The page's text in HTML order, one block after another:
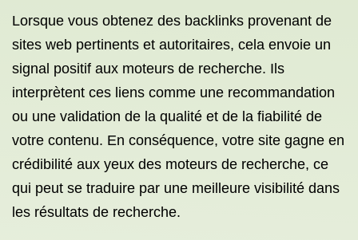
Lorsque vous obtenez des backlinks provenant de
sites web pertinents et autoritaires, cela envoie un
signal positif aux moteurs de recherche. Ils
interprètent ces liens comme une recommandation
ou une validation de la qualité et de la fiabilité de
votre contenu. En conséquence, votre site gagne en
crédibilité aux yeux des moteurs de recherche, ce
qui peut se traduire par une meilleure visibilité dans
les résultats de recherche.